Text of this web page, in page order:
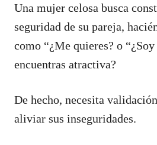
Una mujer celosa busca
seguridad de su pareja,
como “¿Me quieres? o
encuentras atractiva?
De hecho, necesita
aliviar sus inseguridades.